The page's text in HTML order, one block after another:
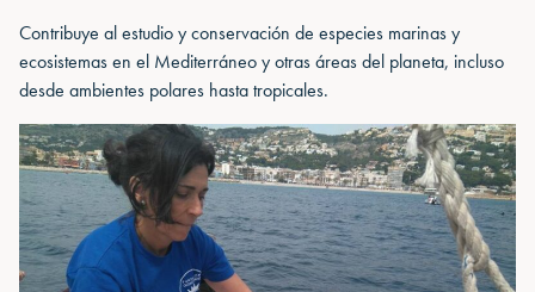
Contribuye al estudio y conservación de especies marinas y
ecosistemas en el Mediterráneo y otras áreas del planeta, incluso
desde ambientes polares hasta tropicales.